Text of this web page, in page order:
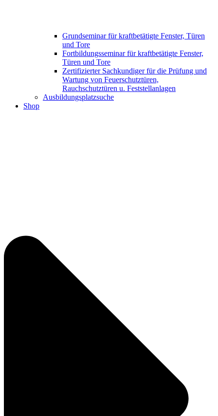
Grundseminar für kraftbetätigte Fenster, Türen
und Tore
Fortbildungsseminar für kraftbetätigte Fenster,
Türen und Tore
Zertifizierter Sachkundiger für die Prüfung und
Wartung von Feuerschutztüren,
Rauchschutztüren u. Feststellanlagen
Ausbildungsplatzsuche
Shop